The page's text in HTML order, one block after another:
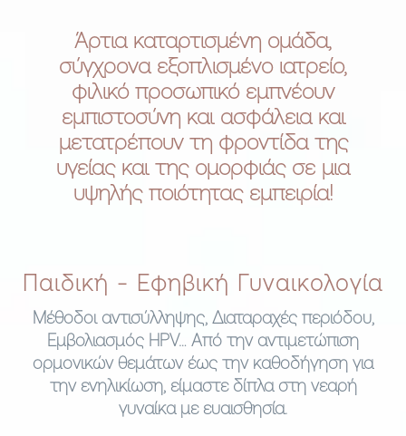
Άρτια καταρτισμένη ομάδα,
σύγχρονα εξοπλισμένο ιατρείο,
φιλικό προσωπικό εμπνέουν
εμπιστοσύνη και ασφάλεια και
μετατρέπουν τη φροντίδα της
υγείας και της ομορφιάς σε μια
υψηλής ποιότητας εμπειρία!
Παιδική - Εφηβική Γυναικολογία
Μέθοδοι αντισύλληψης, Διαταραχές περιόδου,
Εμβολιασμός HPV… Από την αντιμετώπιση
ορμονικών θεμάτων έως την καθοδήγηση για
την ενηλικίωση, είμαστε δίπλα στη νεαρή
γυναίκα με ευαισθησία.